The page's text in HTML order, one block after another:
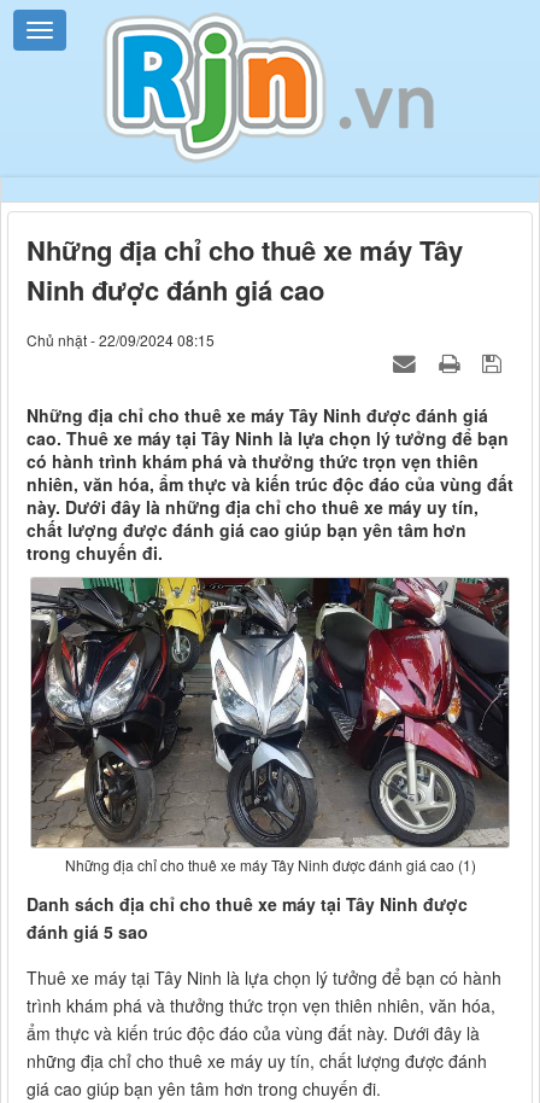
Những địa chỉ cho thuê xe máy Tây
Ninh được đánh giá cao
Chủ nhật - 22/09/2024 08:15
Những địa chỉ cho thuê xe máy Tây Ninh được đánh giá
cao. Thuê xe máy tại Tây Ninh là lựa chọn lý tưởng để bạn
có hành trình khám phá và thưởng thức trọn vẹn thiên
nhiên, văn hóa, ẩm thực và kiến trúc độc đáo của vùng đất
này. Dưới đây là những địa chỉ cho thuê xe máy uy tín,
chất lượng được đánh giá cao giúp bạn yên tâm hơn
trong chuyến đi.
Những địa chỉ cho thuê xe máy Tây Ninh được đánh giá cao (1)
Danh sách địa chỉ cho thuê xe máy tại Tây Ninh được
đánh giá 5 sao
Thuê xe máy tại Tây Ninh là lựa chọn lý tưởng để bạn có hành
trình khám phá và thưởng thức trọn vẹn thiên nhiên, văn hóa,
ẩm thực và kiến trúc độc đáo của vùng đất này. Dưới đây là
những địa chỉ cho thuê xe máy uy tín, chất lượng được đánh
giá cao giúp bạn yên tâm hơn trong chuyến đi.